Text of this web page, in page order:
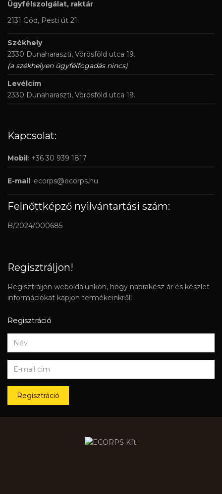
Ügyfélszolgálat, raktár
2131 Göd, Pesti út 21.
Székhely
2330 Dunaharaszti, Vörösföld utca 19.
(a székhelyen ügyfélfogadás nincs)
Levélcím
2330 Dunaharaszti, Vörösföld utca 19.
Kapcsolat:
Mobil: +36 30 939 1817
E-mail: ecorps@ecorps.hu
Felnőttképző nyilvántartási szám:
B/2024/000685
Regisztráljon!
Regisztráljon weboldalunkon, hogy naprakész ár és készlet
információkat kapjon termékeinkről!
Regisztráció
Regisztráció